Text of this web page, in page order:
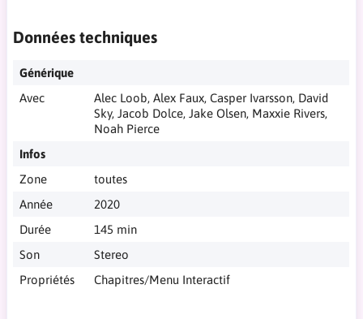
Données techniques
Générique
Avec
Alec Loob, Alex Faux, Casper Ivarsson, David
Sky, Jacob Dolce, Jake Olsen, Maxxie Rivers,
Noah Pierce
Infos
Zone
toutes
Année
2020
Durée
145 min
Son
Stereo
Propriétés
Chapitres/Menu Interactif